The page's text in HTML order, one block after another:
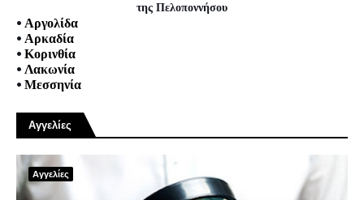
της Πελοποννήσου
• Αργολίδα
• Αρκαδία
• Κορινθία
• Λακωνία
• Μεσσηνία
Αγγελίες
Αγγελίες